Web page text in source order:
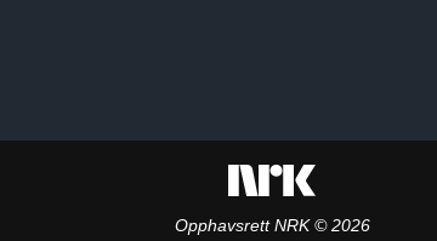
Opphavsrett NRK © 2026